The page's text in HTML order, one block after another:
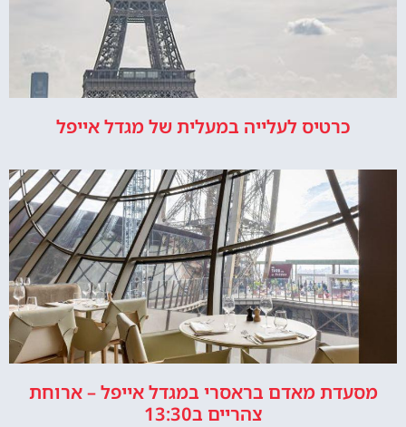
כרטיס לעלייה במעלית של מגדל אייפל
מסעדת מאדם בראסרי במגדל אייפל – ארוחת
צהריים ב13:30